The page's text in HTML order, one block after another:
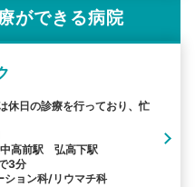
ができる病院
休日の診療を行っており、忙
高前駅 弘高下駅
3分
ション科/リウマチ科